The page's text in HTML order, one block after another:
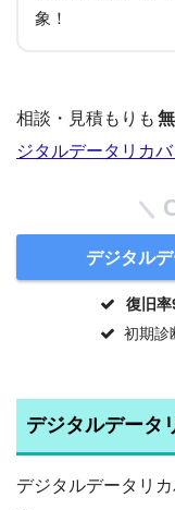
象！
相談・見積もりも
ジタルデータリカ
デジタル
復旧
初期診
デジタルデータ
デジタルデータリ